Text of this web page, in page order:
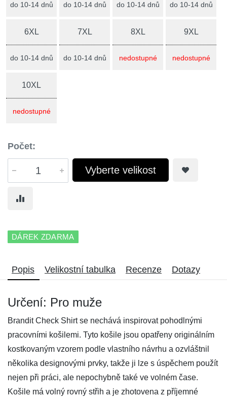
do 10-14 dnů do 10-14 dnů do 10-14 dnů do 10-14 dnů
6XL
do 10-14 dnů
7XL
do 10-14 dnů
8XL
nedostupné
9XL
nedostupné
10XL
nedostupné
Počet:
Vyberte velikost
DÁREK ZDARMA
Popis Velikostní tabulka Recenze Dotazy
Určení: Pro muže
Brandit Check Shirt se nechává inspirovat pohodlnými
pracovními košilemi. Tyto košile jsou opatřeny originálním
kostkovaným vzorem podle vlastního návrhu a ozvláštnil
několika designovými prvky, takže ji lze s úspěchem použít
nejen při práci, ale nepochybně také ve volném čase.
Košile má volný rovný střih a je zhotovena z příjemné